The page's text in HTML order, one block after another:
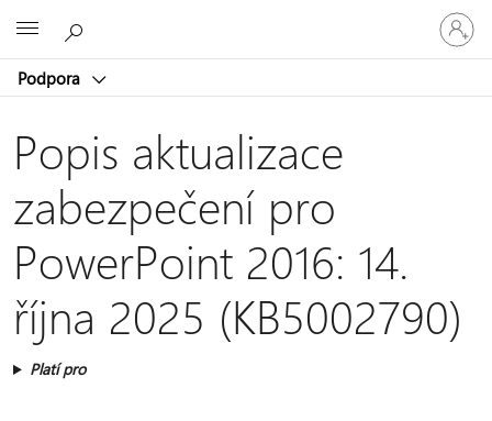
Podpora
Přihlaste
se
ke
účtu
Popis aktualizace
zabezpečení pro
PowerPoint 2016: 14.
října 2025 (KB5002790)
Platí pro